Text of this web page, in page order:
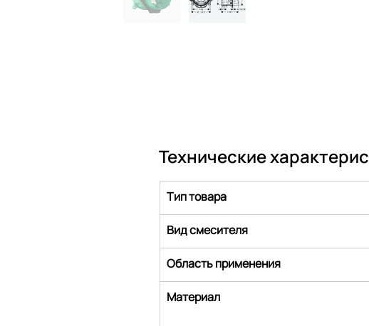
Технические
Тип товара
Вид смесителя
Область применения
Материал